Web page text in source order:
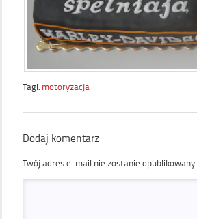
Tagi: motoryzacja
Dodaj komentarz
Twój adres e-mail nie zostanie opublikowany.